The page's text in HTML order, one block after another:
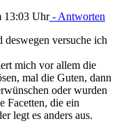
13:03 Uhr- Antworten
versuche ich
mich vor allem die
mal die Guten, dann
oder wurden
Facetten, die ein
legt es anders aus.